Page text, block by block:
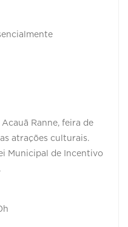
Ranne, feira de
atrações culturais.
Municipal de Incentivo